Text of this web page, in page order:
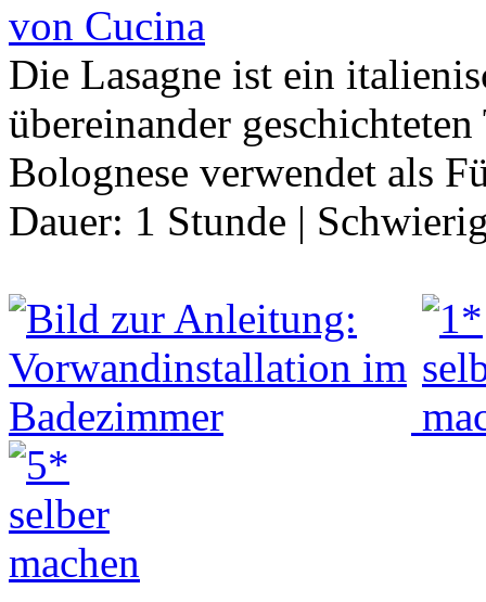
von Cucina
Die Lasagne ist ein
übereinander
Bolognese verwendet als
Dauer: 1 Stunde |